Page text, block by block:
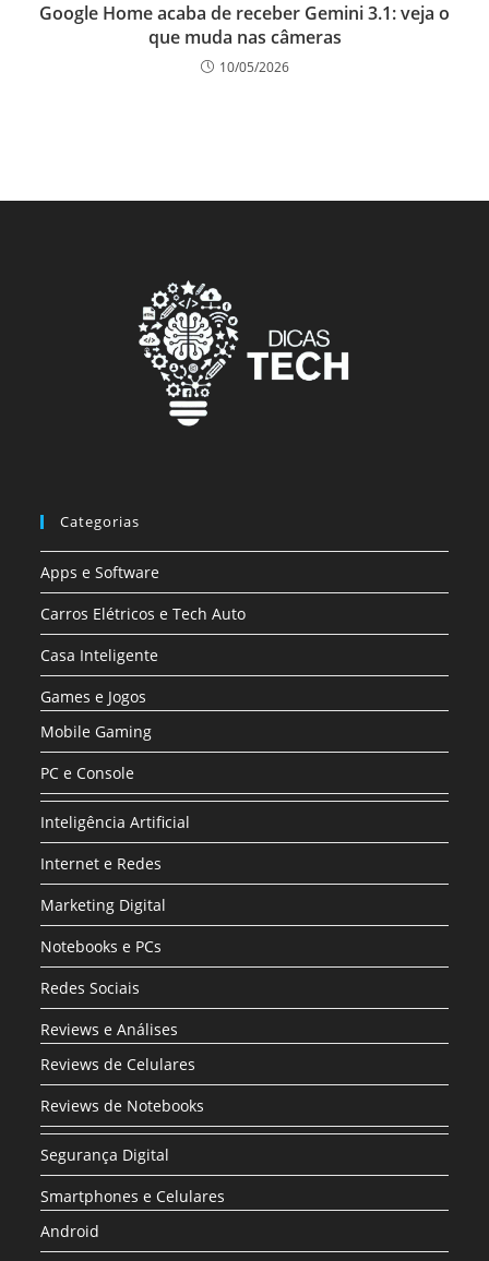
Google Home acaba de receber Gemini 3.1: veja o
que muda nas câmeras
10/05/2026
Categorias
Apps e Software
Carros Elétricos e Tech Auto
Casa Inteligente
Games e Jogos
Mobile Gaming
PC e Console
Inteligência Artificial
Internet e Redes
Marketing Digital
Notebooks e PCs
Redes Sociais
Reviews e Análises
Reviews de Celulares
Reviews de Notebooks
Segurança Digital
Smartphones e Celulares
Android